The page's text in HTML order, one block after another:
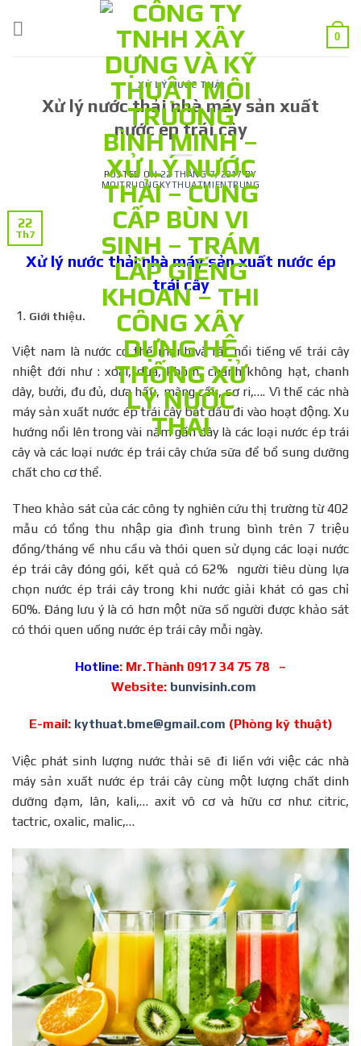
0
XỬ LÝ NƯỚC THẢI
Xử lý nước thải nhà máy sản xuất
nước ép trái cây
POSTED ON22 THÁNG 7, 2017 BY
MOITRUONGKYTHUATMIENTRUNG
22
Th7
Xử lý nước thải nhà máy sản xuất nước ép
trái cây
Giới thiệu.
Việt nam là nước có thế mạnh và rất nổi tiếng về trái cây
nhiệt đới như : xoài, dừa, khóm, chanh không hạt, chanh
dây, bưởi, đu đủ, dưa hấu, mãng cầu, sơ ri,…. Vì thế các nhà
máy sản xuất nước ép trái cây bắt đầu đi vào hoạt động. Xu
hướng nổi lên trong vài năm gần đây là các loại nước ép trái
cây và các loại nước ép trái cây chứa sữa để bổ sung dưỡng
chất cho cơ thể.
Theo khảo sát của các công ty nghiên cứu thị trường từ 402
mẫu có tổng thu nhập gia đình trung bình trên 7 triệu
đồng/tháng về nhu cầu và thói quen sử dụng các loại nước
ép trái cây đóng gói, kết quả có 62% người tiêu dùng lựa
chọn nước ép trái cây trong khi nước giải khát có gas chỉ
60%. Đáng lưu ý là có hơn một nữa số người được khảo sát
có thói quen uống nước ép trái cây mỗi ngày.
Hotline: Mr.Thành 0917 34 75 78 –
Website: bunvisinh.com
E-mail: kythuat.bme@gmail.com (Phòng kỹ thuật)
Việc phát sinh lượng nước thải sẽ đi liền với việc các nhà
máy sản xuất nước ép trái cây cùng một lượng chất dinh
dưỡng đạm, lân, kali,… axit vô cơ và hữu cơ như: citric,
tactric, oxalic, malic,…